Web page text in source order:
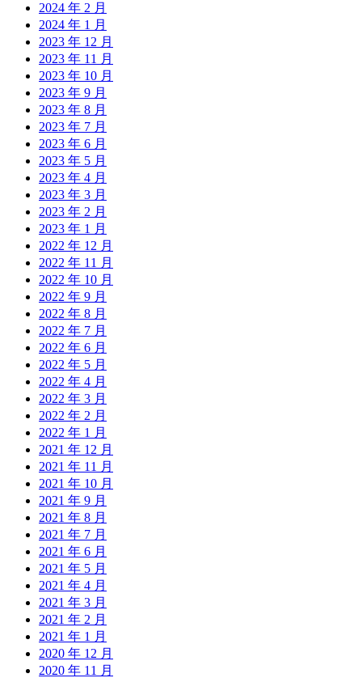
2024 年 2 月
2024 年 1 月
2023 年 12 月
2023 年 11 月
2023 年 10 月
2023 年 9 月
2023 年 8 月
2023 年 7 月
2023 年 6 月
2023 年 5 月
2023 年 4 月
2023 年 3 月
2023 年 2 月
2023 年 1 月
2022 年 12 月
2022 年 11 月
2022 年 10 月
2022 年 9 月
2022 年 8 月
2022 年 7 月
2022 年 6 月
2022 年 5 月
2022 年 4 月
2022 年 3 月
2022 年 2 月
2022 年 1 月
2021 年 12 月
2021 年 11 月
2021 年 10 月
2021 年 9 月
2021 年 8 月
2021 年 7 月
2021 年 6 月
2021 年 5 月
2021 年 4 月
2021 年 3 月
2021 年 2 月
2021 年 1 月
2020 年 12 月
2020 年 11 月